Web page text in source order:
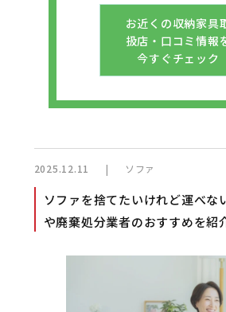
お近くの収納家具
扱店・口コミ情報
今すぐチェック
2025.12.11 | ソファ
ソファを捨てたいけれど運べな
や廃棄処分業者のおすすめを紹